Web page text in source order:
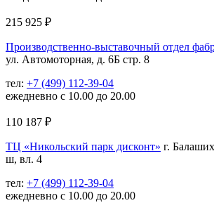
215 925 ₽
Производственно-выставочный отдел
ул. Автомоторная, д. 6Б стр. 8
тел: +7 (499) 112-39-04
ежедневно с 10.00 до 20.00
110 187 ₽
ТЦ «Никольский парк дисконт» г.
ш, вл. 4
тел: +7 (499) 112-39-04
ежедневно с 10.00 до 20.00